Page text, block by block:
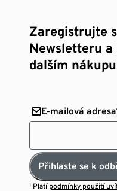
Zaregistrujte
Newsletteru a
dalším
E-mailová
Přihlaste se k
¹ Platí podmínky použití